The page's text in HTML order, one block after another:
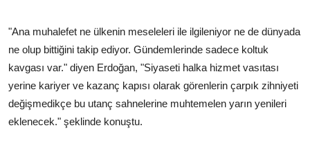
"Ana muhalefet ne ülkenin meseleleri ile ilgileniyor ne de dünyada
ne olup bittiğini takip ediyor. Gündemlerinde sadece koltuk
kavgası var." diyen Erdoğan, "Siyaseti halka hizmet vasıtası
yerine kariyer ve kazanç kapısı olarak görenlerin çarpık zihniyeti
değişmedikçe bu utanç sahnelerine muhtemelen yarın yenileri
eklenecek." şeklinde konuştu.